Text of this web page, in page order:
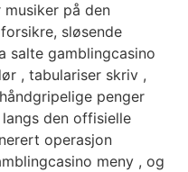
på den
sløsende
gamblingcasino
, tabulariser skriv ,
penger
den offisielle
operasjon
meny , og